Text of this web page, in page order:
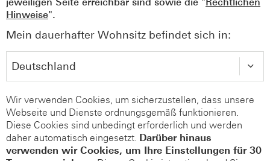
Hinweise".
Mein dauerhafter Wohnsitz befindet sich in:
Wir verwenden Cookies, um sicherzustellen, dass unsere
Webseite und Dienste ordnungsgemäß funktionieren.
Diese Cookies sind unbedingt erforderlich und werden
daher automatisch eingesetzt. Darüber hinaus
verwenden wir Cookies, um Ihre Einstellungen für 30